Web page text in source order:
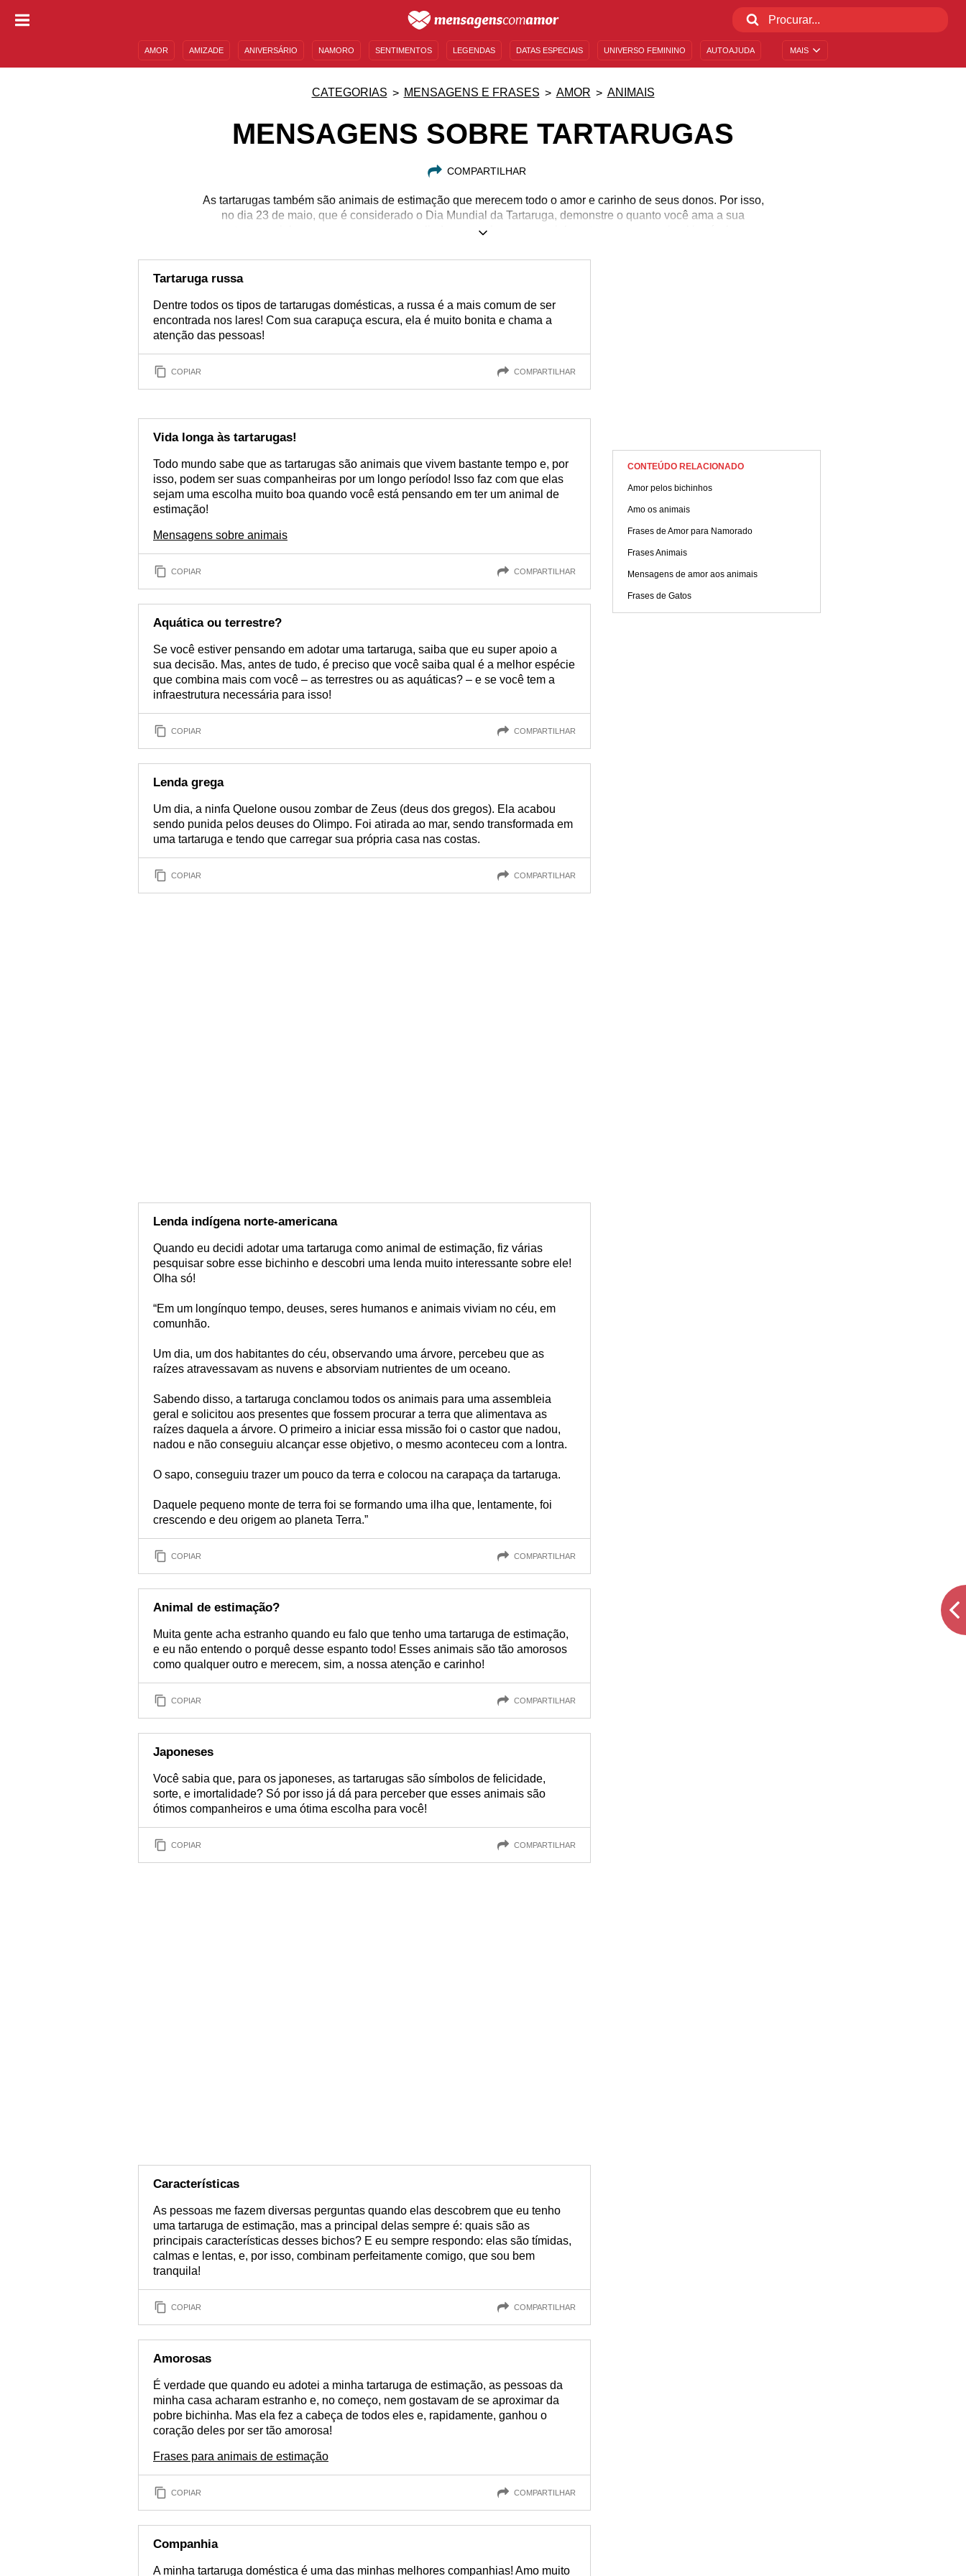
MAIS
AMOR AMIZADE ANIVERSÁRIO NAMORO SENTIMENTOS LEGENDAS DATAS ESPECIAIS UNIVERSO FEMININO AUTOAJUDA
CATEGORIAS MENSAGENS E FRASES AMOR ANIMAIS
MENSAGENS SOBRE TARTARUGAS
COMPARTILHAR
As tartarugas também são animais de estimação que merecem todo o amor e carinho de seus donos. Por isso,
no dia 23 de maio, que é considerado o Dia Mundial da Tartaruga, demonstre o quanto você ama a sua
tartaruguinha com essas mensagens lindas que criamos especialmente para esse animal incrível.
Tartaruga russa
Dentre todos os tipos de tartarugas domésticas, a russa é a mais comum de ser
encontrada nos lares! Com sua carapuça escura, ela é muito bonita e chama a
atenção das pessoas!
COPIAR COMPARTILHAR
Vida longa às tartarugas!
Todo mundo sabe que as tartarugas são animais que vivem bastante tempo e, por
isso, podem ser suas companheiras por um longo período! Isso faz com que elas
sejam uma escolha muito boa quando você está pensando em ter um animal de
estimação!
Mensagens sobre animais
COPIAR COMPARTILHAR
Aquática ou terrestre?
Se você estiver pensando em adotar uma tartaruga, saiba que eu super apoio a
sua decisão. Mas, antes de tudo, é preciso que você saiba qual é a melhor espécie
que combina mais com você – as terrestres ou as aquáticas? – e se você tem a
infraestrutura necessária para isso!
COPIAR COMPARTILHAR
Lenda grega
Um dia, a ninfa Quelone ousou zombar de Zeus (deus dos gregos). Ela acabou
sendo punida pelos deuses do Olimpo. Foi atirada ao mar, sendo transformada em
uma tartaruga e tendo que carregar sua própria casa nas costas.
COPIAR COMPARTILHAR
Lenda indígena norte-americana
Quando eu decidi adotar uma tartaruga como animal de estimação, fiz várias
pesquisar sobre esse bichinho e descobri uma lenda muito interessante sobre ele!
Olha só!
“Em um longínquo tempo, deuses, seres humanos e animais viviam no céu, em
comunhão.
Um dia, um dos habitantes do céu, observando uma árvore, percebeu que as
raízes atravessavam as nuvens e absorviam nutrientes de um oceano.
Sabendo disso, a tartaruga conclamou todos os animais para uma assembleia
geral e solicitou aos presentes que fossem procurar a terra que alimentava as
raízes daquela a árvore. O primeiro a iniciar essa missão foi o castor que nadou,
nadou e não conseguiu alcançar esse objetivo, o mesmo aconteceu com a lontra.
O sapo, conseguiu trazer um pouco da terra e colocou na carapaça da tartaruga.
Daquele pequeno monte de terra foi se formando uma ilha que, lentamente, foi
crescendo e deu origem ao planeta Terra.”
COPIAR COMPARTILHAR
Animal de estimação?
Muita gente acha estranho quando eu falo que tenho uma tartaruga de estimação,
e eu não entendo o porquê desse espanto todo! Esses animais são tão amorosos
como qualquer outro e merecem, sim, a nossa atenção e carinho!
COPIAR COMPARTILHAR
Japoneses
Você sabia que, para os japoneses, as tartarugas são símbolos de felicidade,
sorte, e imortalidade? Só por isso já dá para perceber que esses animais são
ótimos companheiros e uma ótima escolha para você!
COPIAR COMPARTILHAR
Características
As pessoas me fazem diversas perguntas quando elas descobrem que eu tenho
uma tartaruga de estimação, mas a principal delas sempre é: quais são as
principais características desses bichos? E eu sempre respondo: elas são tímidas,
calmas e lentas, e, por isso, combinam perfeitamente comigo, que sou bem
tranquila!
COPIAR COMPARTILHAR
Amorosas
É verdade que quando eu adotei a minha tartaruga de estimação, as pessoas da
minha casa acharam estranho e, no começo, nem gostavam de se aproximar da
pobre bichinha. Mas ela fez a cabeça de todos eles e, rapidamente, ganhou o
coração deles por ser tão amorosa!
Frases para animais de estimação
COPIAR COMPARTILHAR
Companhia
A minha tartaruga doméstica é uma das minhas melhores companhias! Amo muito
CONTEÚDO RELACIONADO
Amor pelos bichinhos
Amo os animais
Frases de Amor para Namorado
Frases Animais
Mensagens de amor aos animais
Frases de Gatos